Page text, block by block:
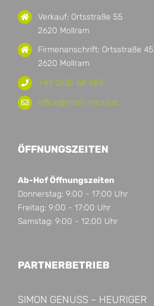
Verkauf: Ortsstraße 55
2620 Mollram
Firmenanschrift: Ortsstraße 45
2620 Mollram
+43 2635 68 583
office@most-michl.at
ÖFFNUNGSZEITEN
Ab-Hof Öffnungszeiten
Donnerstag: 9:00 - 17:00 Uhr
Freitag: 9:00 - 17:00 Uhr
Samstag: 9:00 - 12:00 Uhr
PARTNERBETRIEB
SIMON GENUSS – HEURIGER